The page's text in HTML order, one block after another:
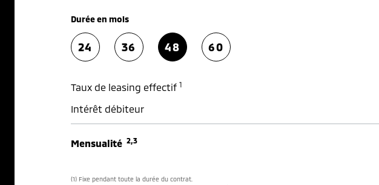
Durée en mois
24 36 48 60
Taux de leasing effectif 1
Intérêt débiteur
Mensualité 2,3
(1) Fixe pendant toute la durée du contrat.